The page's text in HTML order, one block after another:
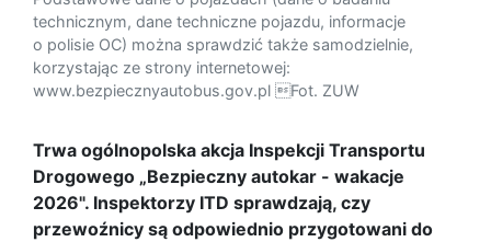
technicznym, dane techniczne pojazdu, informacje
o polisie OC) można sprawdzić także samodzielnie,
korzystając ze strony internetowej:
www.bezpiecznyautobus.gov.pl Fot. ZUW
Trwa ogólnopolska akcja Inspekcji Transportu
Drogowego „Bezpieczny autokar - wakacje
2026". Inspektorzy ITD sprawdzają, czy
przewoźnicy są odpowiednio przygotowani do